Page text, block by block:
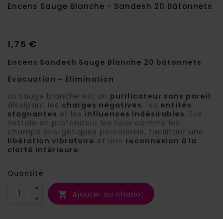
Encens Sauge Blanche - Sandesh 20 Bâtonnets
1,75 €
Encens Sandesh Sauge Blanche 20 bâtonnets
Évacuation – Élimination
La sauge blanche est un purificateur sans pareil,
dissipant les charges négatives, les entités
stagnantes et les influences indésirables. Elle
nettoie en profondeur les lieux comme les
champs énergétiques personnels, facilitant une
libération vibratoire et une reconnexion à la
clarté intérieure.
Quantité
 Ajouter au chariot